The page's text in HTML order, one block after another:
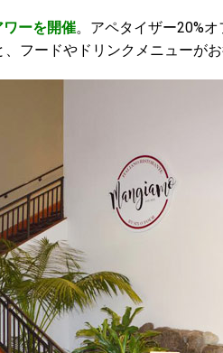
ーを開催。アペタイザー20%
フードやドリンクメニューがお